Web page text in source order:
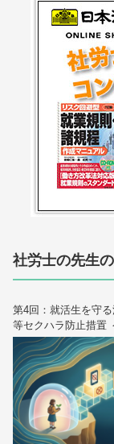
社労士の先生
第4回：就活生を守
等セクハラ防止措置
年10月大改正を読み